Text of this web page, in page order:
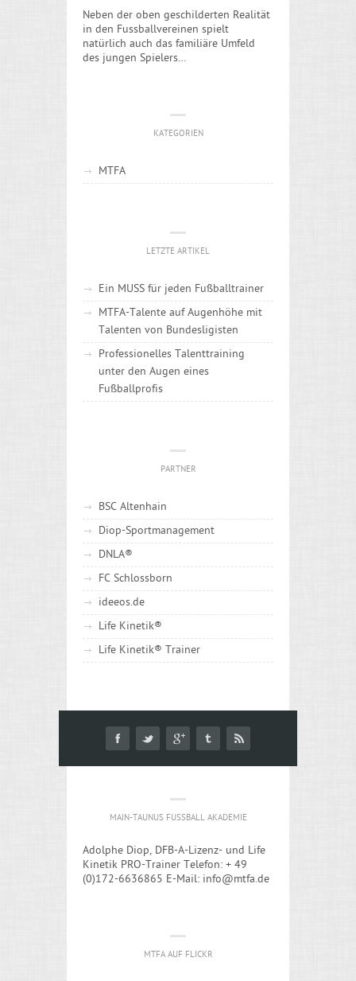
Neben der oben geschilderten Realität
in den Fussballvereinen spielt
natürlich auch das familiäre Umfeld
des jungen Spielers…
KATEGORIEN
MTFA
LETZTE ARTIKEL
Ein MUSS für jeden Fußballtrainer
MTFA-Talente auf Augenhöhe mit
Talenten von Bundesligisten
Professionelles Talenttraining
unter den Augen eines
Fußballprofis
PARTNER
BSC Altenhain
Diop-Sportmanagement
DNLA®
FC Schlossborn
ideeos.de
Life Kinetik®
Life Kinetik® Trainer
MAIN-TAUNUS FUSSBALL AKADEMIE
Adolphe Diop, DFB-A-Lizenz- und Life
Kinetik PRO-Trainer Telefon: + 49
(0)172-6636865 E-Mail: info@mtfa.de
MTFA AUF FLICKR